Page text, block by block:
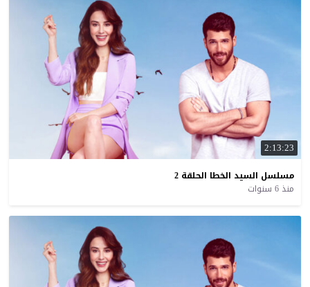
2:13:23
مسلسل السيد الخطا الحلقة 2
منذ 6 سنوات